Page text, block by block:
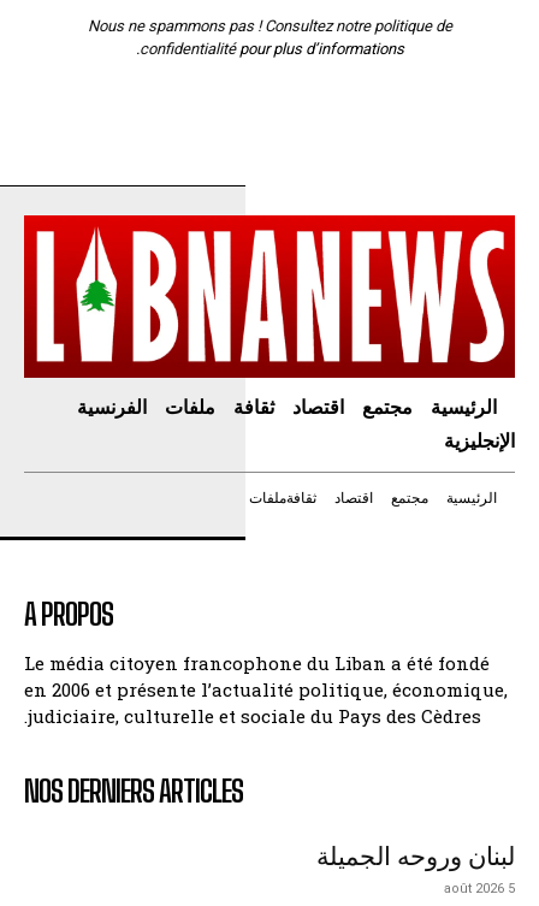
Nous ne spammons pas ! Consultez notre politique de
confidentialitépour plus d’informations.
الرئيسية مجتمع اقتصاد ثقافة ملفات
الفرنسية
الإنجليزية
الرئيسية مجتمع اقتصاد ثقافةملفات
A PROPOS
Le média citoyen francophone du Liban a été fondé
en 2006 et présente l’actualité politique, économique,
judiciaire, culturelle et sociale du Pays des Cèdres.
NOS DERNIERS ARTICLES
لبنان وروحه الجميلة
5 août 2026